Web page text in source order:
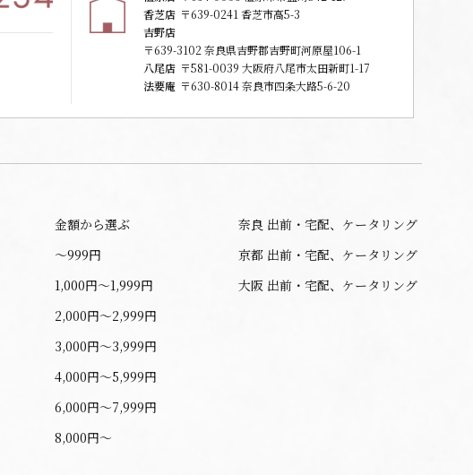
香芝店 〒639-0241 香芝市高5-3
吉野店
〒639-3102 奈良県吉野郡吉野町河原屋106-1
八尾店 〒581-0039 大阪府八尾市太田新町1-17
法要庵 〒630-8014 奈良市四条大路5-6-20
金額から選ぶ
〜999円
1,000円〜1,999円
2,000円〜2,999円
3,000円〜3,999円
4,000円〜5,999円
6,000円〜7,999円
8,000円〜
奈良 出前・宅配、ケータリング
京都 出前・宅配、ケータリング
大阪 出前・宅配、ケータリング